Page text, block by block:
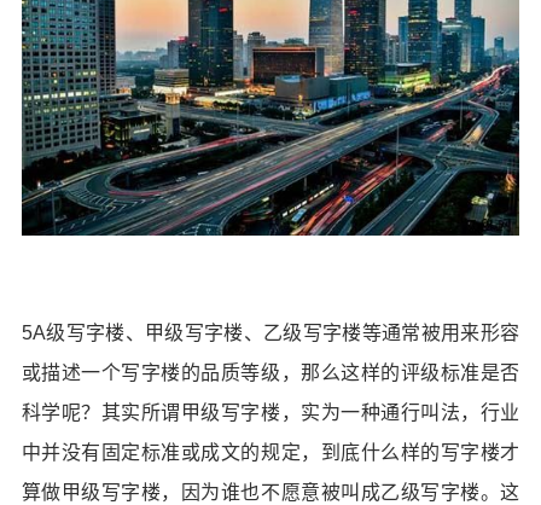
5A级写字楼、甲级写字楼、乙级写字楼等通常被用来形容
或描述一个写字楼的品质等级，那么这样的评级标准是否
科学呢？其实所谓甲级写字楼，实为一种通行叫法，行业
中并没有固定标准或成文的规定，到底什么样的写字楼才
算做甲级写字楼，因为谁也不愿意被叫成乙级写字楼。这